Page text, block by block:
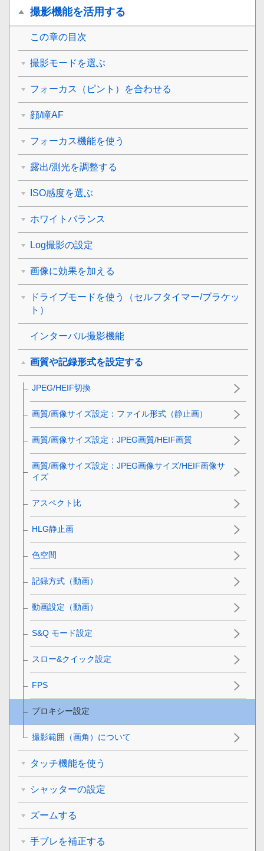
撮影機能を活用する
この章の目次
撮影モードを選ぶ
フォーカス（ピント）を合わせる
顔/瞳AF
フォーカス機能を使う
露出/測光を調整する
ISO感度を選ぶ
ホワイトバランス
Log撮影の設定
画像に効果を加える
ドライブモードを使う（セルフタイマー/ブラケッ
ト）
インターバル撮影機能
画質や記録形式を設定する
JPEG/HEIF切換
画質/画像サイズ設定 ： ファイル形式 （静止画）
画質/画像サイズ設定 ： JPEG画質/HEIF画質
画質/画像サイズ設定 ： JPEG画像サイズ/HEIF画像サ
イズ
アスペクト比
HLG静止画
色空間
記録方式（動画）
動画設定 （動画）
S&Q モード設定
スロー&クイック設定
FPS
プロキシー設定
撮影範囲（画角）について
タッチ機能を使う
シャッターの設定
ズームする
手ブレを補正する